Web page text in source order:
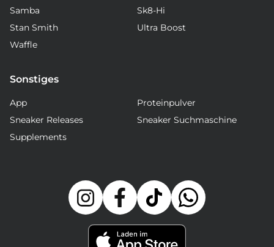
Samba
Sk8-Hi
Stan Smith
Ultra Boost
Waffle
Sonstiges
App
Proteinpulver
Sneaker Releases
Sneaker Suchmaschine
Supplements